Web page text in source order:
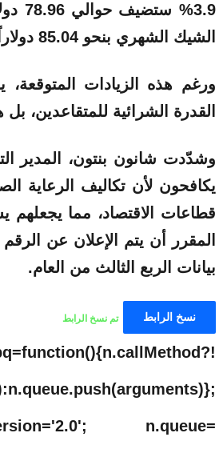
الشيك الشهري بنحو 85.04 دولاراً.
ورغم هذه الزيادات
القدرة الشرائية للمتقاعدين،
يكافحون لأن تكاليف الرعاية
قطاعات الاقتصاد، مما يجعلهم
المقرر أن يتم الإعلان عن
بيانات الربع الثالث من العام.
نسخ الرابط تم نسخ الرابط
n.queue=